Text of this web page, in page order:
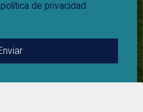
política de privacidad